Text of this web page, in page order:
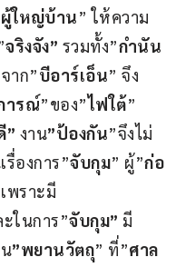
ใหญ่บ้าน” ให้ความ
จริงจัง” รวมทั้ง”กำนัน
าก”บีอาร์เอ็น” จึง
ารณ์”ของ”ไฟใต้”
” งาน”ป้องกัน”จึงไม่
องการ”จับกุม” ผู้”ก่อ
พราะมี
ะในการ”จับกุม” มี
”พยานวัตถุ” ที่”ศาล